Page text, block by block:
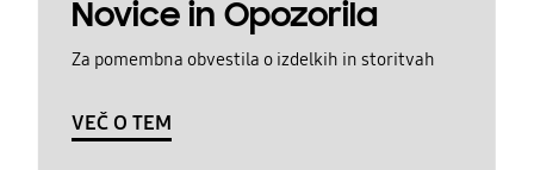
Novice in Opozorila
Za pomembna obvestila o izdelkih in storitvah
VEČ O TEM